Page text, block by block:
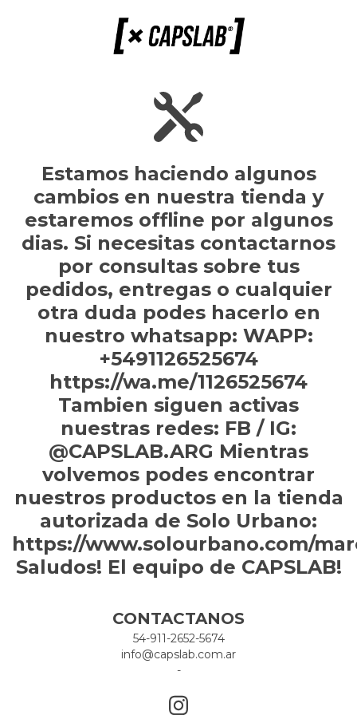
Estamos haciendo algunos
cambios en nuestra tienda y
estaremos offline por algunos
dias. Si necesitas contactarnos
por consultas sobre tus
pedidos, entregas o cualquier
otra duda podes hacerlo en
nuestro whatsapp: WAPP:
+5491126525674
https://wa.me/1126525674
Tambien siguen activas
nuestras redes: FB / IG:
@CAPSLAB.ARG Mientras
volvemos podes encontrar
nuestros productos en la tienda
autorizada de Solo Urbano:
https://www.solourbano.com/
Saludos! El equipo de CAPSLAB!
CONTACTANOS
54-911-2652-5674
info@capslab.com.ar
-